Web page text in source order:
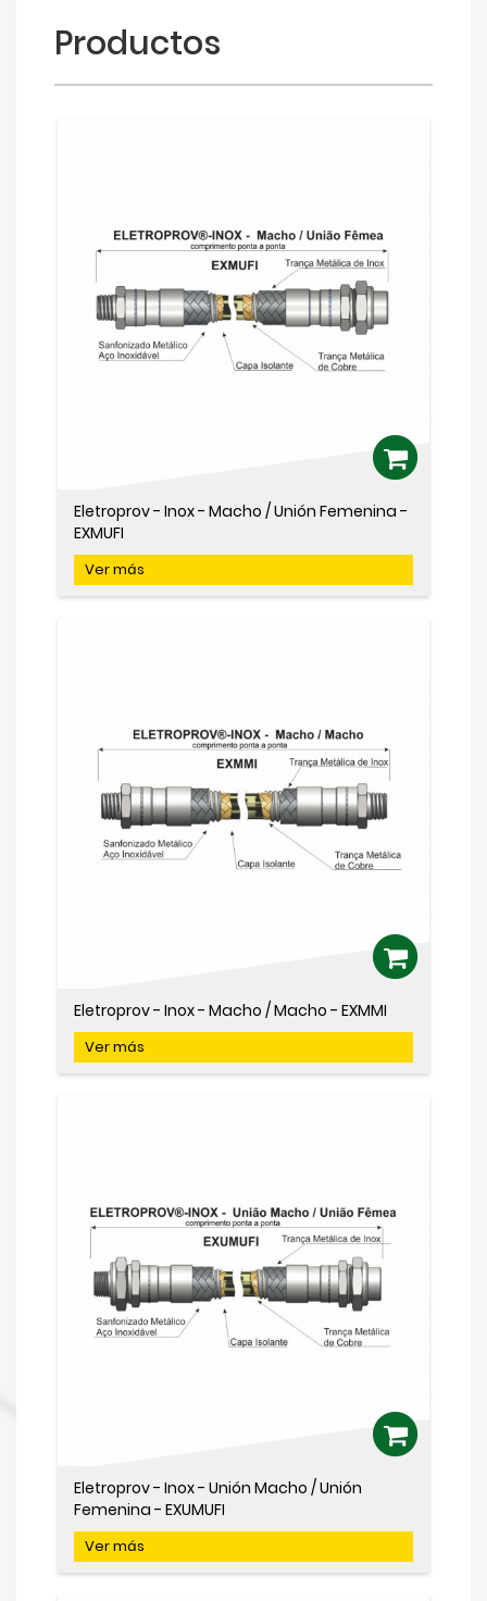
Productos
Eletroprov - Inox - Macho / Unión Femenina -
EXMUFI
Ver más
Eletroprov - Inox - Macho / Macho - EXMMI
Ver más
Eletroprov - Inox - Unión Macho / Unión
Femenina - EXUMUFI
Ver más